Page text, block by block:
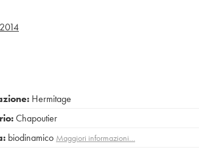
2014
Hermitage
Chapoutier
biodinamico Maggiori informazioni…